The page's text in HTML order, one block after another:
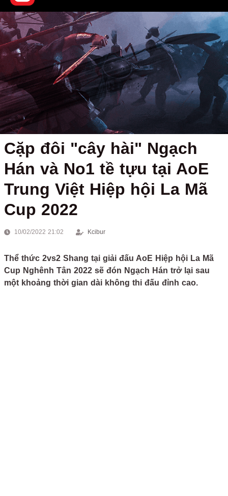
Cặp đôi "cây hài" Ngạch
Hán và No1 tề tựu tại AoE
Trung Việt Hiệp hội La Mã
Cup 2022
10/02/2022 21:02 Kcibur
Thể thức 2vs2 Shang tại giải đấu AoE Hiệp hội La Mã
Cup Nghênh Tân 2022 sẽ đón Ngạch Hán trở lại sau
một khoảng thời gian dài không thi đấu đỉnh cao.